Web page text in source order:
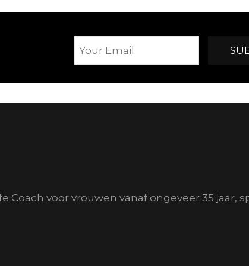
Coach voor vrouwen vanaf ongeveer 35 jaar,